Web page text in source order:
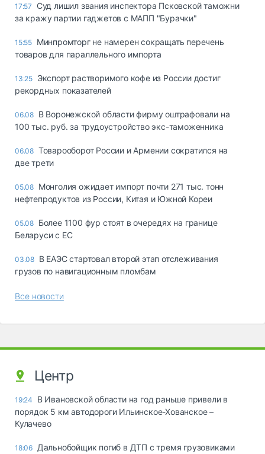
17:57
Суд лишил звания инспектора Псковской таможни
за кражу партии гаджетов с МАПП "Бурачки"
15:55 Минпромторг не намерен сокращать перечень
товаров для параллельного импорта
13:25 Экспорт растворимого кофе из России достиг
рекордных показателей
06.08 В Воронежской области фирму оштрафовали на
100 тыс. руб. за трудоустройство экс-таможенника
06.08 Товарооборот России и Армении сократился на
две трети
05.08 Монголия ожидает импорт почти 271 тыс. тонн
нефтепродуктов из России, Китая и Южной Кореи
05.08 Более 1100 фур стоят в очередях на границе
Беларуси с ЕС
03.08 В ЕАЭС стартовал второй этап отслеживания
грузов по навигационным пломбам
Все новости
Центр
19:24
В Ивановской области на год раньше привели в
порядок 5 км автодороги Ильинское-Хованское –
Кулачево
18:06 Дальнобойщик погиб в ДТП с тремя грузовиками